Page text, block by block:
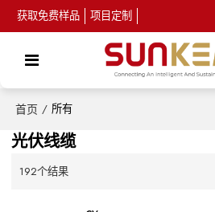
获取免费样品 项目定制
首页 / 所有
光伏线缆
192个结果